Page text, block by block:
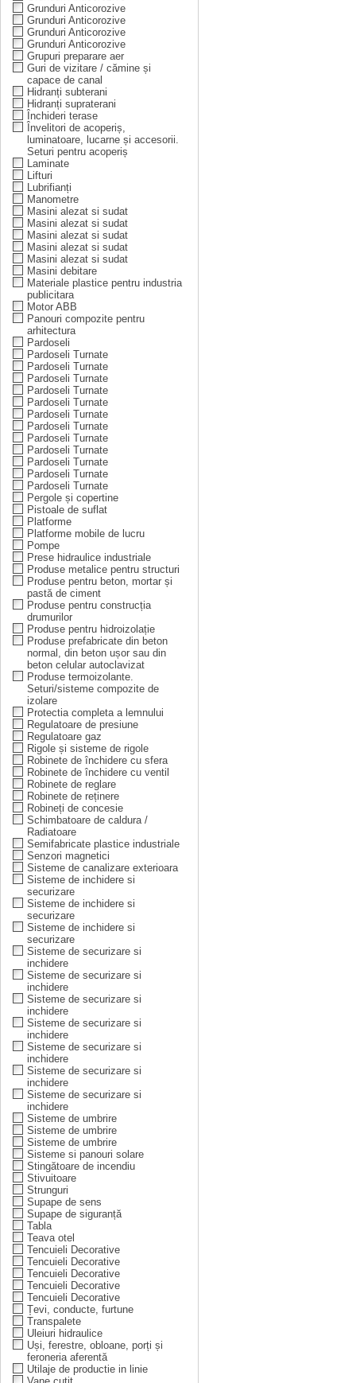
Grunduri Anticorozive
Grunduri Anticorozive
Grunduri Anticorozive
Grunduri Anticorozive
Grupuri preparare aer
Guri de vizitare / cămine și
capace de canal
Hidranți subterani
Hidranți supraterani
Închideri terase
Învelitori de acoperiș,
luminatoare, lucarne și accesorii.
Seturi pentru acoperiș
Laminate
Lifturi
Lubrifianți
Manometre
Masini alezat si sudat
Masini alezat si sudat
Masini alezat si sudat
Masini alezat si sudat
Masini alezat si sudat
Masini debitare
Materiale plastice pentru industria
publicitara
Motor ABB
Panouri compozite pentru
arhitectura
Pardoseli
Pardoseli Turnate
Pardoseli Turnate
Pardoseli Turnate
Pardoseli Turnate
Pardoseli Turnate
Pardoseli Turnate
Pardoseli Turnate
Pardoseli Turnate
Pardoseli Turnate
Pardoseli Turnate
Pardoseli Turnate
Pardoseli Turnate
Pergole și copertine
Pistoale de suflat
Platforme
Platforme mobile de lucru
Pompe
Prese hidraulice industriale
Produse metalice pentru structuri
Produse pentru beton, mortar și
pastă de ciment
Produse pentru construcția
drumurilor
Produse pentru hidroizolație
Produse prefabricate din beton
normal, din beton ușor sau din
beton celular autoclavizat
Produse termoizolante.
Seturi/sisteme compozite de
izolare
Protectia completa a lemnului
Regulatoare de presiune
Regulatoare gaz
Rigole și sisteme de rigole
Robinete de închidere cu sfera
Robinete de închidere cu ventil
Robinete de reglare
Robinete de reținere
Robineți de concesie
Schimbatoare de caldura /
Radiatoare
Semifabricate plastice industriale
Senzori magnetici
Sisteme de canalizare exterioara
Sisteme de inchidere si
securizare
Sisteme de inchidere si
securizare
Sisteme de inchidere si
securizare
Sisteme de securizare si
inchidere
Sisteme de securizare si
inchidere
Sisteme de securizare si
inchidere
Sisteme de securizare si
inchidere
Sisteme de securizare si
inchidere
Sisteme de securizare si
inchidere
Sisteme de securizare si
inchidere
Sisteme de umbrire
Sisteme de umbrire
Sisteme de umbrire
Sisteme si panouri solare
Stingătoare de incendiu
Stivuitoare
Strunguri
Supape de sens
Supape de siguranță
Tabla
Teava otel
Tencuieli Decorative
Tencuieli Decorative
Tencuieli Decorative
Tencuieli Decorative
Tencuieli Decorative
Țevi, conducte, furtune
Transpalete
Uleiuri hidraulice
Uși, ferestre, obloane, porți și
feroneria aferentă
Utilaje de productie in linie